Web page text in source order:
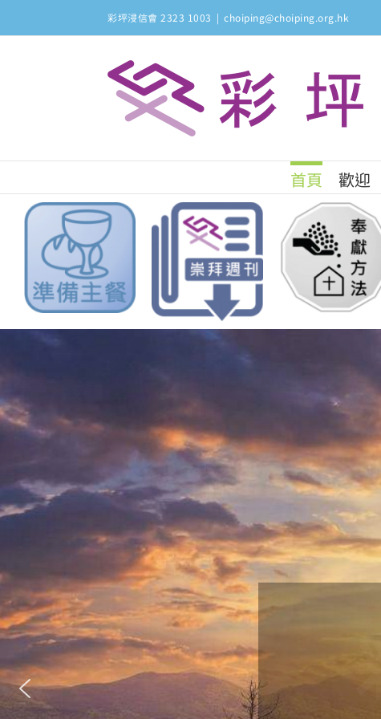
to
彩坪浸信會 2323 1003 | choiping@choiping.org.hk
首頁 歡迎